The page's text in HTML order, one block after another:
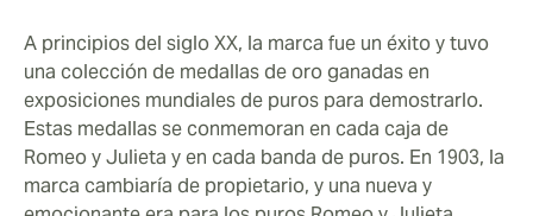
A principios del siglo XX, la marca fue un éxito y tuvo
una colección de medallas de oro ganadas en
exposiciones mundiales de puros para demostrarlo.
Estas medallas se conmemoran en cada caja de
Romeo y Julieta y en cada banda de puros. En 1903, la
marca cambiaría de propietario, y una nueva y